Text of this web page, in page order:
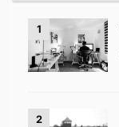
1
2